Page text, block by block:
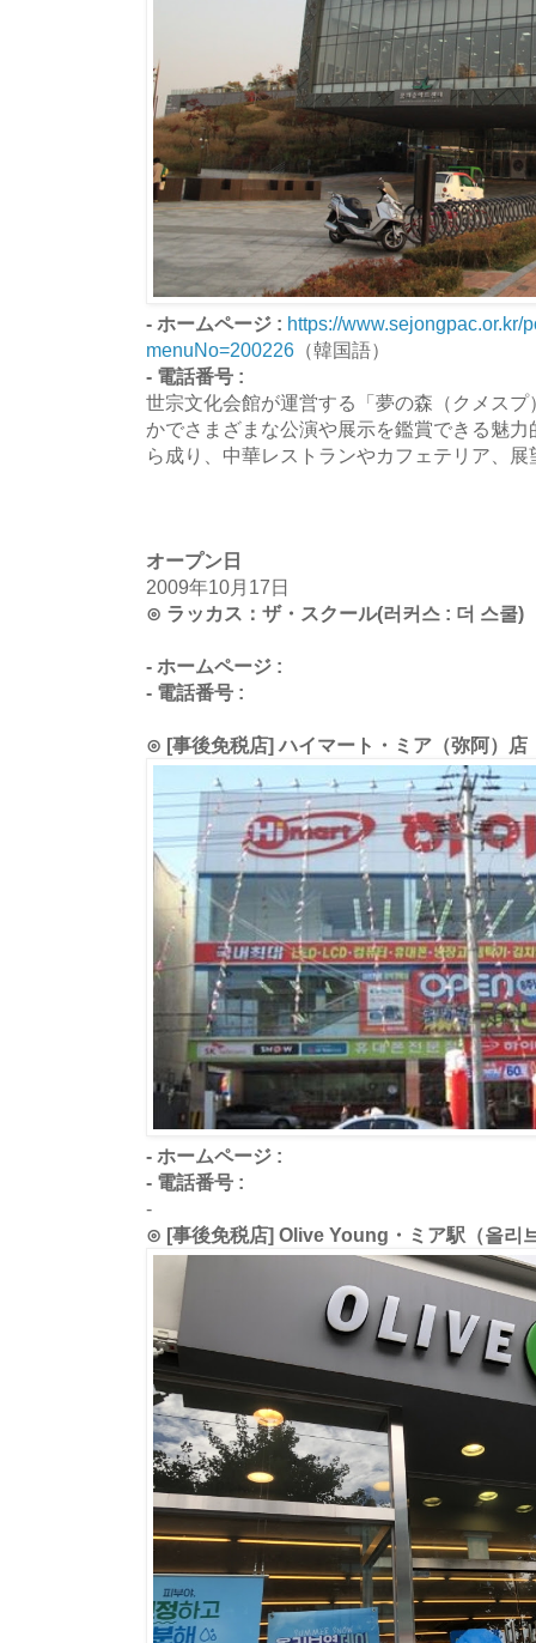
- ホームページ : https://www.sejongpac.or.kr/
menuNo=200226 （韓国語）
- 電話番号 :
世宗文化会館が運営する「夢の森（クメス
かでさまざまな公演や展示を鑑賞できる魅
ら成り、中華レストランやカフェテリア、
オープン日
2009年10月17日
⊙ ラッカス：ザ・スクール(러커스 : 더 스쿨)
- ホームページ :
- 電話番号 :
⊙ [事後免税店] ハイマート・ミア（弥阿）店
- ホームページ :
- 電話番号 :
-
⊙ [事後免税店] Olive Young・ミア駅（올리